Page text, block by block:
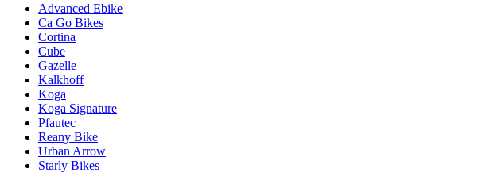
Advanced Ebike
Ca Go Bikes
Cortina
Cube
Gazelle
Kalkhoff
Koga
Koga Signature
Pfautec
Reany Bike
Urban Arrow
Starly Bikes